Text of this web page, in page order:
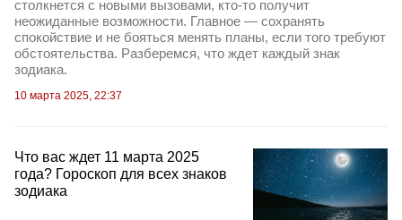
столкнется с новыми вызовами, кто-то получит
неожиданные возможности. Главное — сохранять
спокойствие и не бояться менять планы, если того требуют
обстоятельства. Разберемся, что ждет каждый знак
зодиака.
10 марта 2025, 22:37
Что вас ждет 11 марта 2025
года? Гороскоп для всех знаков
зодиака